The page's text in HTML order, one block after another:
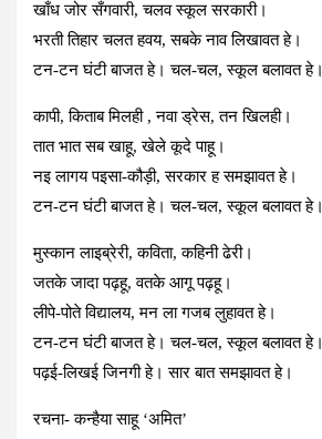
खाँध जोर सँगवारी, चलव स्कूल सरकारी।
भरती तिहार चलत हवय, सबके नाव लिखावत हे।
टन-टन घंटी बाजत हे। चल-चल, स्कूल बलावत हे।
कापी, किताब मिलही , नवा ड्रेस, तन खिलही।
तात भात सब खाहू, खेले कूदे पाहू।
नइ लागय पइसा-कौड़ी, सरकार ह समझावत हे।
टन-टन घंटी बाजत हे। चल-चल, स्कूल बलावत हे।
मुस्कान लाइब्रेरी, कविता, कहिनी ढेरी।
जतके जादा पढ़हू, वतके आगू पढ़हू।
लीपे-पोते विद्यालय, मन ला गजब लुहावत हे।
टन-टन घंटी बाजत हे। चल-चल, स्कूल बलावत हे।
पढ़ई-लिखई जिनगी हे। सार बात समझावत हे।
रचना- कन्हैया साहू ‘अमित’